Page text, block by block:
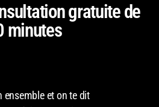
gratuite de
minutes
ensemble et on te dit